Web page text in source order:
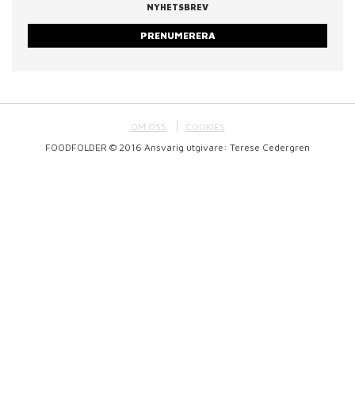
NYHETSBREV
PRENUMERERA
OM OSS
COOKIES
FOODFOLDER © 2016 Ansvarig utgivare: Terese Cedergren